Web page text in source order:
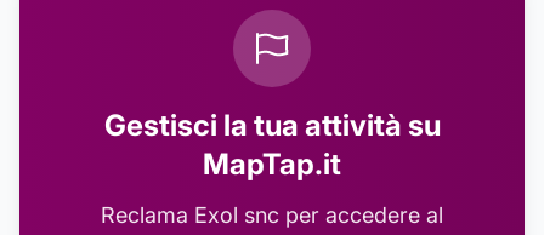
Gestisci la tua attività su
MapTap.it
Reclama Exol snc per accedere al